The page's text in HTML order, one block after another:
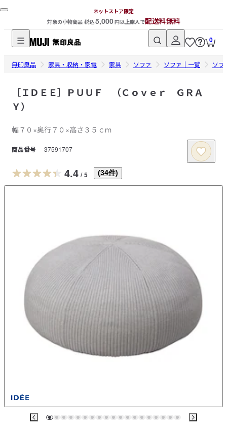
ネットストア限定
対象の小物商品 税込5,000円以上購入で配送料無料
無
印
品
ト
ト
ア
0
無印良品 家具・収納・家電 家具 ソファ ソファ｜一覧 ソフ
［ＩＤＥＥ］ＰＵＵＦ （Ｃｏｖｅｒ ＧＲＡ
Ｙ）
幅７０×奥行７０×高さ３５ｃｍ
商品番号 37591707
4.4 / 5 (34件)